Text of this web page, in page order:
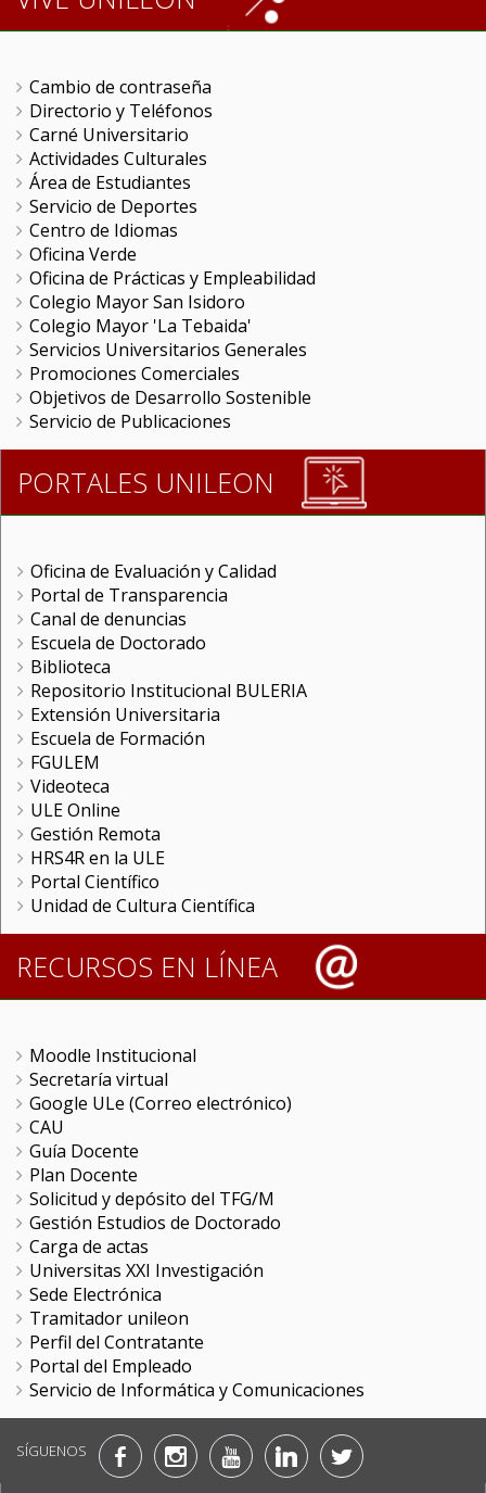
Cambio de contraseña
Directorio y Teléfonos
Carné Universitario
Actividades Culturales
Área de Estudiantes
Servicio de Deportes
Centro de Idiomas
Oficina Verde
Oficina de Prácticas y Empleabilidad
Colegio Mayor San Isidoro
Colegio Mayor 'La Tebaida'
Servicios Universitarios Generales
Promociones Comerciales
Objetivos de Desarrollo Sostenible
Servicio de Publicaciones
PORTALES UNILEON
Oficina de Evaluación y Calidad
Portal de Transparencia
Canal de denuncias
Escuela de Doctorado
Biblioteca
Repositorio Institucional BULERIA
Extensión Universitaria
Escuela de Formación
FGULEM
Videoteca
ULE Online
Gestión Remota
HRS4R en la ULE
Portal Científico
Unidad de Cultura Científica
RECURSOS EN LÍNEA
Moodle Institucional
Secretaría virtual
Google ULe (Correo electrónico)
CAU
Guía Docente
Plan Docente
Solicitud y depósito del TFG/M
Gestión Estudios de Doctorado
Carga de actas
Universitas XXI Investigación
Sede Electrónica
Tramitador unileon
Perfil del Contratante
Portal del Empleado
Servicio de Informática y Comunicaciones
SÍGUENOS